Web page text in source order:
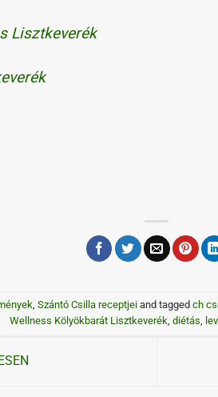
Lisztkeverék
, Szántó Csilla receptjeiand tagged ch
Wellness Kölyökbarát Lisztkeverék,diétás,